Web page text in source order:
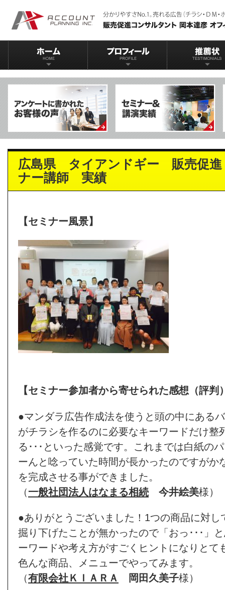
広島県 タイアンドギー 販売促
ナー講師 実績
【セミナー風景】
【セミナー参加者から寄せられた感想（評判
●マンダラ広告作成法を使うと頭の中にある
がチラシを作るのに必要なキーワードだけ整
る･･･といった感覚です。これまでは白紙の
ーんと唸っていた時間が長かったのですがか
を完成させる事ができました。
（一般社団法人はなまる相続 今井絵美様）
●ありがとうございました！1つの商品に対し
掘り下げたことが無かったので「おっ･･･」
ーワードや考え方がすごくヒントになりとて
色んな商品、メニューでやってみます。
（有限会社ＫＩＡＲＡ 岡田久美子様）